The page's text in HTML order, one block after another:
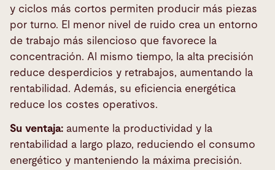
y ciclos más cortos permiten producir más piezas
por turno. El menor nivel de ruido crea un entorno
de trabajo más silencioso que favorece la
concentración. Al mismo tiempo, la alta precisión
reduce desperdicios y retrabajos, aumentando la
rentabilidad. Además, su eficiencia energética
reduce los costes operativos.
Su ventaja: aumente la productividad y la
rentabilidad a largo plazo, reduciendo el consumo
energético y manteniendo la máxima precisión.